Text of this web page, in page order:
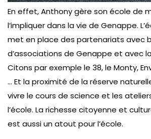
En effet, Anthony gère son école de
l’impliquer dans la vie de Genappe.
met en place des partenariats avec
d’associations de Genappe et avec
Citons par exemple le 38, le Monty,
… Et la proximité de la réserve
vivre le cours de science et les
l’école. La richesse citoyenne et
est aussi un atout pour l’école.